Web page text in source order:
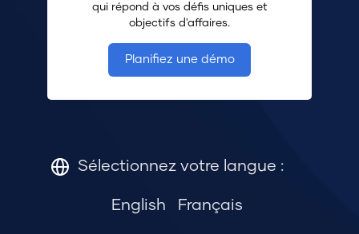
qui répond à vos défis uniques et
objectifs d'affaires.
Planifiez une démo
Sélectionnez votre langue :
English Français